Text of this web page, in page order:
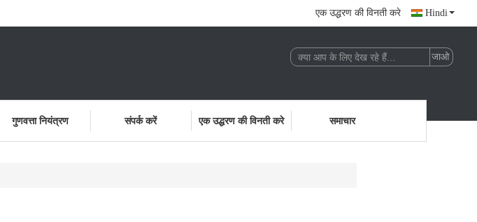
एक उद्धरण की विनती करे Hindi
गुणवत्ता नियंत्रण संपर्क करें एक उद्धरण की विनती करे समाचार